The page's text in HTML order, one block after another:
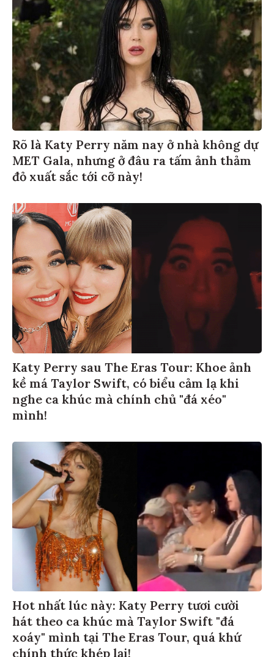
Rõ là Katy Perry năm nay ở nhà không dự
MET Gala, nhưng ở đâu ra tấm ảnh thảm
đỏ xuất sắc tới cỡ này!
Katy Perry sau The Eras Tour: Khoe ảnh
kề má Taylor Swift, có biểu cảm lạ khi
nghe ca khúc mà chính chủ "đá xéo"
mình!
Hot nhất lúc này: Katy Perry tươi cười
hát theo ca khúc mà Taylor Swift "đá
xoáy" mình tại The Eras Tour, quá khứ